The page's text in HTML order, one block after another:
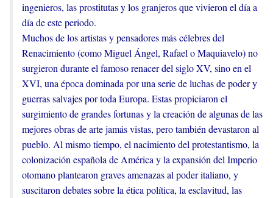
ingenieros, las prostitutas y los granjeros que vivieron el día a
día de este periodo.
Muchos de los artistas y pensadores más célebres del
Renacimiento (como Miguel Ángel, Rafael o Maquiavelo) no
surgieron durante el famoso renacer del siglo XV, sino en el
XVI, una época dominada por una serie de luchas de poder y
guerras salvajes por toda Europa. Estas propiciaron el
surgimiento de grandes fortunas y la creación de algunas de las
mejores obras de arte jamás vistas, pero también devastaron al
pueblo. Al mismo tiempo, el nacimiento del protestantismo, la
colonización española de América y la expansión del Imperio
otomano plantearon graves amenazas al poder italiano, y
suscitaron debates sobre la ética política, la esclavitud, las